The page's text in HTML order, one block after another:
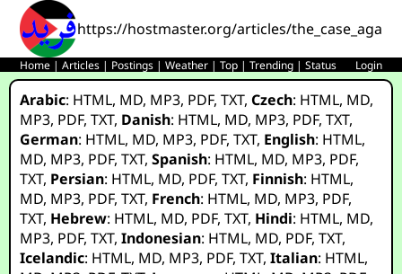
https://hostmaster.org/articles/
Home |Articles | Postings |Weather |Top |Trending |Status Login
Arabic: HTML, MD, MP3, PDF,TXT,Czech: HTML, MD,
MP3, PDF,TXT, Danish: HTML, MD, MP3, PDF,TXT,
German: HTML, MD, MP3, PDF,TXT, English: HTML,
MD, MP3, PDF,TXT,Spanish: HTML, MD, MP3, PDF,
TXT, Persian: HTML, MD, PDF,TXT, Finnish: HTML,
MD, MP3, PDF,TXT, French: HTML, MD, MP3, PDF,
TXT, Hebrew: HTML, MD, PDF,TXT, Hindi: HTML, MD,
MP3, PDF,TXT,Indonesian: HTML, MD, PDF,TXT,
Icelandic: HTML, MD, MP3, PDF,TXT,Italian: HTML,